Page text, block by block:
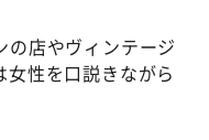
の店やヴィンテージ
性を口説きながら